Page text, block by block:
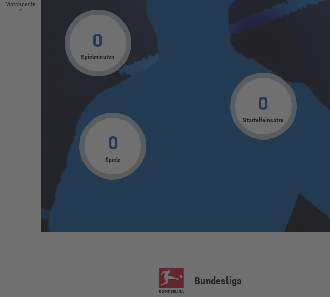
Matchcente
r
0
Spielminuten
0
Spiele
0
Startelfeinsätze
Bundesliga